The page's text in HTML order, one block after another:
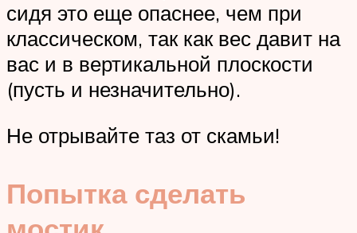
сидя это еще опаснее, чем при
классическом, так как вес давит на
вас и в вертикальной плоскости
(пусть и незначительно).
Не отрывайте таз от скамьи!
Попытка сделать